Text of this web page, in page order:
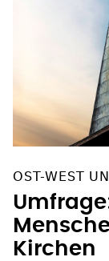
OST-WEST
Kirchen